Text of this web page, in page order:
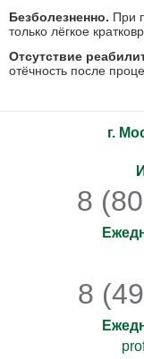
Безболезненно. При
только лёгкое
Отсутствие
отёчность после
г.
8
8